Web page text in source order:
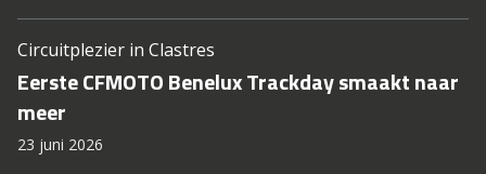
Circuitplezier in Clastres
Eerste CFMOTO Benelux Trackday smaakt naar
meer
23 juni 2026